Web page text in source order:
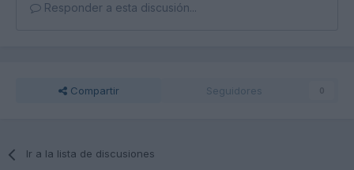
Responder a esta discusión...
Compartir Seguidores 0
Ir a la lista de discusiones